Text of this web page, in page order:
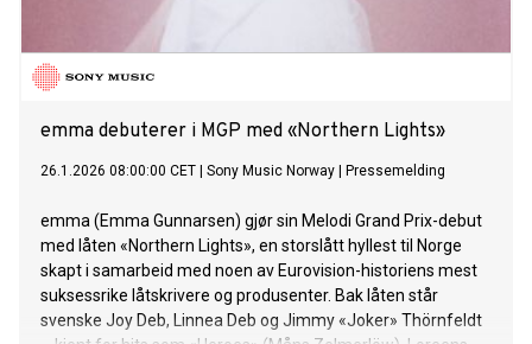
emma debuterer i MGP med «Northern Lights»
26.1.2026 08:00:00 CET Sony Music Norway Pressemelding
emma (Emma Gunnarsen) gjør sin Melodi Grand Prix-debut
med låten «Northern Lights», en storslått hyllest til Norge
skapt i samarbeid med noen av Eurovision-historiens mest
suksessrike låtskrivere og produsenter. Bak låten står
svenske Joy Deb, Linnea Deb og Jimmy «Joker» Thörnfeldt